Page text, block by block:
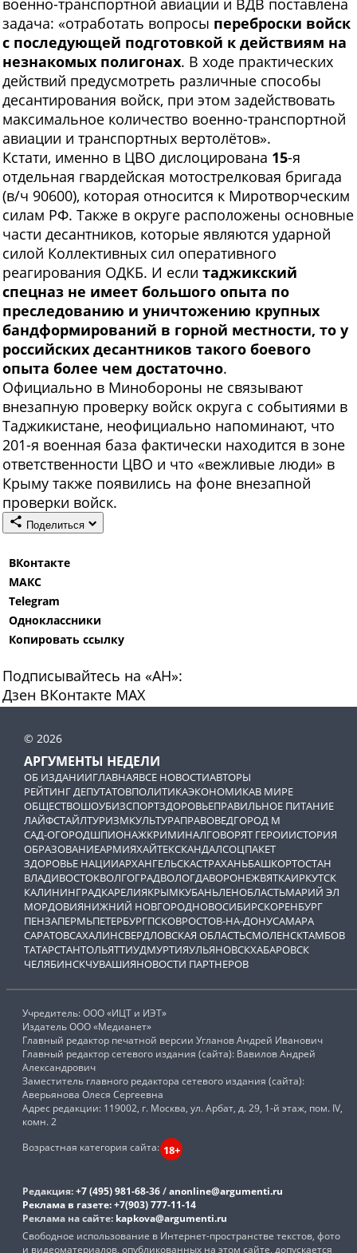
военно-транспортной авиации и ВДВ поставлена
задача: «отработать вопросы переброски войск
с последующей подготовкой к действиям на
незнакомых полигонах. В ходе практических
действий предусмотреть различные способы
десантирования войск, при этом задействовать
максимальное количество военно-транспортной
авиации и транспортных вертолётов».
Кстати, именно в ЦВО дислоцирована 15-я
отдельная гвардейская мотострелковая бригада
(в/ч 90600), которая относится к Миротворческим
силам РФ. Также в округе расположены основные
части десантников, которые являются ударной
силой Коллективных сил оперативного
реагирования ОДКБ. И если таджикский
спецназ не имеет большого опыта по
преследованию и уничтожению крупных
бандформирований в горной местности, то у
российских десантников такого боевого
опыта более чем достаточно.
Официально в Минобороны не связывают
внезапную проверку войск округа с событиями в
Таджикистане, неофициально напоминают, что
201-я военная база фактически находится в зоне
ответственности ЦВО и что «вежливые люди» в
Крыму также появились на фоне внезапной
проверки войск.
Поделиться
ВКонтакте
МАКС
Telegram
Одноклассники
Копировать ссылку
Подписывайтесь на «АН»:
Дзен ВКонтакте МАХ
© 2026
АРГУМЕНТЫ НЕДЕЛИ
ОБ ИЗДАНИИГЛАВНАЯВСЕ НОВОСТИАВТОРЫ
РЕЙТИНГ ДЕПУТАТОВПОЛИТИКАЭКОНОМИКАВ МИРЕ
ОБЩЕСТВОШОУБИЗСПОРТЗДОРОВЬЕПРАВИЛЬНОЕ ПИТАНИЕ
ЛАЙФСТАЙЛТУРИЗМКУЛЬТУРАПРАВОВЕДГОРОД М
САД-ОГОРОДШПИОНАЖКРИМИНАЛГОВОРЯТ ГЕРОИИСТОРИЯ
ОБРАЗОВАНИЕАРМИЯХАЙТЕКСКАНДАЛСОЦПАКЕТ
ЗДОРОВЬЕ НАЦИИАРХАНГЕЛЬСКАСТРАХАНЬБАШКОРТОСТАН
ВЛАДИВОСТОКВОЛГОГРАДВОЛОГДАВОРОНЕЖВЯТКАИРКУТСК
КАЛИНИНГРАДКАРЕЛИЯКРЫМКУБАНЬЛЕНОБЛАСТЬМАРИЙ ЭЛ
МОРДОВИЯНИЖНИЙ НОВГОРОДНОВОСИБИРСКОРЕНБУРГ
ПЕНЗАПЕРМЬПЕТЕРБУРГПСКОВРОСТОВ-НА-ДОНУСАМАРА
САРАТОВСАХАЛИНСВЕРДЛОВСКАЯ ОБЛАСТЬСМОЛЕНСКТАМБОВ
ТАТАРСТАНТОЛЬЯТТИУДМУРТИЯУЛЬЯНОВСКХАБАРОВСК
ЧЕЛЯБИНСКЧУВАШИЯНОВОСТИ ПАРТНЕРОВ
Учредитель: ООО «ИЦТ и ИЭТ»
Издатель ООО «Медианет»
Главный редактор печатной версии Угланов Андрей Иванович
Главный редактор сетевого издания (сайта): Вавилов Андрей
Александрович
Заместитель главного редактора сетевого издания (сайта):
Аверьянова Олеся Сергеевна
Адрес редакции: 119002, г. Москва, ул. Арбат, д. 29, 1-й этаж, пом. IV,
комн. 2
Возрастная категория сайта: 18+
Редакция:+7 (495) 981-68-36/anonline@argumenti.ru
Реклама в газете:+7(903) 777-11-14
Реклама на сайте: kapkova@argumenti.ru
Свободное использование в Интернет-пространстве текстов, фото
и видеоматериалов, опубликованных на этом сайте, допускается